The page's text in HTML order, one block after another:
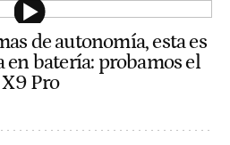
de autonomía, esta es
en batería: probamos el
Pro